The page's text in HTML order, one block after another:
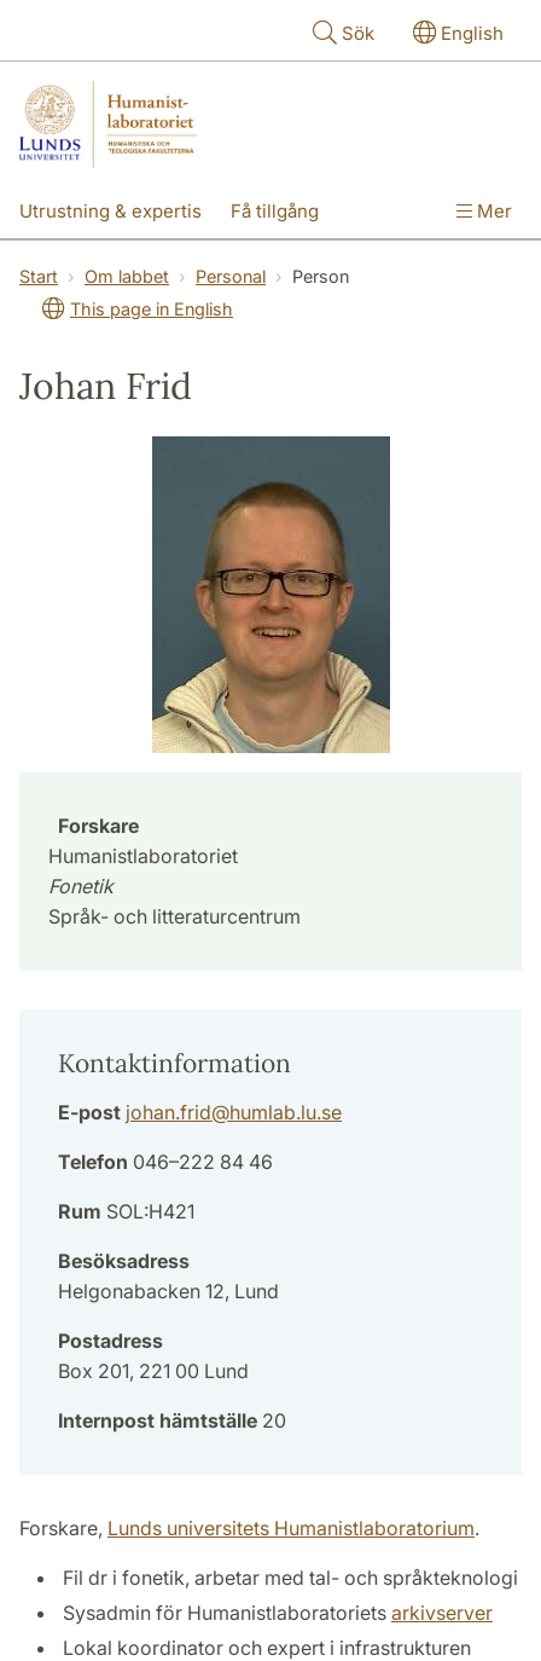
Sök English
Utrustning & expertis Få tillgång
Om labbet
Mer
Start Om labbet Personal
Person
This page in English
Johan Frid
Forskare
Humanistlaboratoriet
Fonetik
Språk- och litteraturcentrum
Kontaktinformation
E-post johan.frid@humlab.lu.se
Telefon 046–222 84 46
Rum SOL:H421
Besöksadress
Helgonabacken 12, Lund
Postadress
Box 201, 221 00 Lund
Internpost hämtställe 20
Forskare, Lunds universitets Humanistlaboratorium.
Fil dr i fonetik, arbetar med tal- och språkteknologi
Sysadmin för Humanistlaboratoriets arkivserver
Lokal koordinator och expert i infrastrukturen